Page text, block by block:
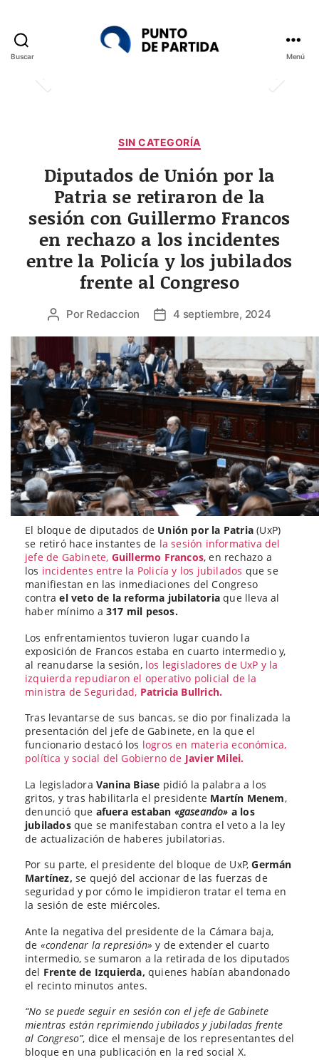
Buscar Menú
Categorías
SIN CATEGORÍA
Diputados de Unión por la
Patria se retiraron de la
sesión con Guillermo Francos
en rechazo a los incidentes
entre la Policía y los jubilados
frente al Congreso
Autor
entrada
Por Redaccion
Fecha
la
entrada
4 septiembre, 2024
El bloque de diputados de Unión por la Patria (UxP)
se retiró hace instantes de la sesión informativa del
jefe de Gabinete, Guillermo Francos, en rechazo a
los incidentes entre la Policía y los jubilados que se
manifiestan en las inmediaciones del Congreso
contrael veto de la reforma jubilatoria que lleva al
haber mínimo a 317 mil pesos.
Los enfrentamientos tuvieron lugar cuando la
exposición de Francos estaba en cuarto intermedio y,
al reanudarse la sesión, los legisladores de UxP y la
izquierda repudiaron el operativo policial de la
ministra de Seguridad, Patricia Bullrich.
Tras levantarse de sus bancas, se dio por finalizada la
presentación del jefe de Gabinete, en la que el
funcionario destacó los logros en materia económica,
política y social del Gobierno de Javier Milei.
La legisladora Vanina Biase pidió la palabra a los
gritos, y tras habilitarla el presidente Martín Menem,
denunció que afuera estaban «gaseando» a los
jubiladosque se manifestaban contra el veto a la ley
de actualización de haberes jubilatorias.
Por su parte, el presidente del bloque de UxP,Germán
Martínez, se quejó del accionar de las fuerzas de
seguridad y por cómo le impidieron tratar el tema en
la sesión de este miércoles.
Ante la negativa del presidente de la Cámara baja,
de «condenar la represión» y de extender el cuarto
intermedio, se sumaron a la retirada de los diputados
del Frente de Izquierda, quienes habían abandonado
el recinto minutos antes.
“No se puede seguir en sesión con el jefe de Gabinete
mientras están reprimiendo jubilados y jubiladas frente
al Congreso”, dice el mensaje de los representantes del
bloque en una publicación en la red social X.